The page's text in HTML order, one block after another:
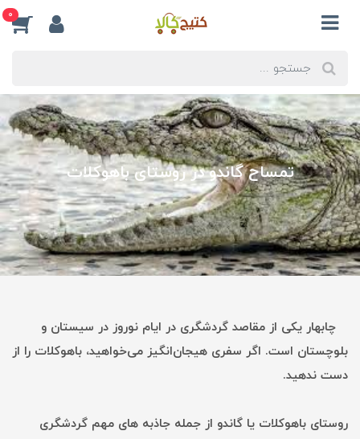
0
تمساح گاندو در روستای باهوکلات
چابهار یکی از مقاصد گردشگری در ایام نوروز در سیستان و
بلوچستان است. اگر سفری هیجان‌انگیز می‌خواهید، باهوکلات را از
دست ندهید.
روستای باهوکلات یا گاندو از جمله جاذبه های مهم گردشگری